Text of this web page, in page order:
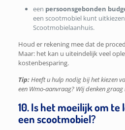
een persoonsgebonden
een scootmobiel kunt
Scootmobielaanhuis.
Houd er rekening mee dat de
Maar: het kan u uiteindelijk veel
kostenbesparing.
Tip:Heeft u hulp nodig bij het kiezen
een Wmo-aanvraag? Wij denken graag
10. Is het moeilijk om te
een scootmobiel?